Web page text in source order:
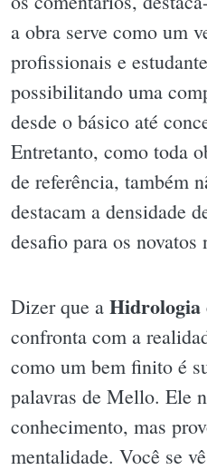
a obra serve como um
profissionais e
possibilitando uma
desde o básico até
Entretanto, como toda
de referência, também
destacam a densidade
desafio para os novatos
Dizer que a Hidrologia
confronta com a
como um bem finito é
palavras de Mello. Ele
conhecimento, mas
mentalidade. Você se